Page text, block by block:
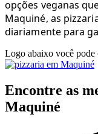
opções veganas
Maquiné, as
diariamente para
Logo abaixo você pode
Encontre as
Maquiné